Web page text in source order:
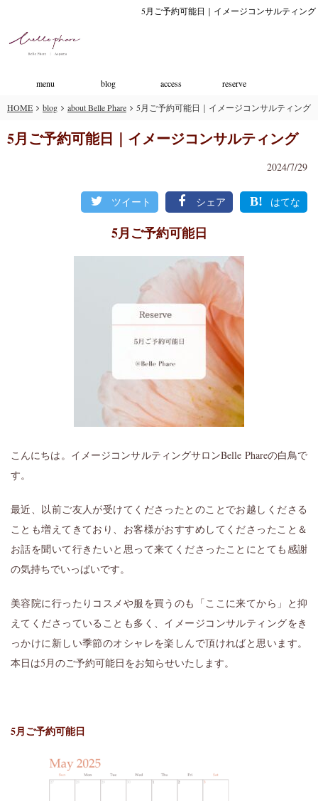
5月ご予約可能日｜イメージコンサルティング
menu blog access reserve
HOME blog about Belle Phare 5月ご予約可能日｜イメージコンサルティング
5月ご予約可能日｜イメージコンサルティング
2024/7/29
ツイート シェア はてな
5月ご予約可能日
こんにちは。イメージコンサルティングサロンBelle Phareの白鳥で
す。
最近、以前ご友人が受けてくださったとのことでお越しくださる
ことも増えてきており、お客様がおすすめしてくださったこと＆
お話を聞いて行きたいと思って来てくださったことにとても感謝
の気持ちでいっぱいです。
美容院に行ったりコスメや服を買うのも「ここに来てから」と抑
えてくださっていることも多く、イメージコンサルティングをき
っかけに新しい季節のオシャレを楽しんで頂ければと思います。
本日は5月のご予約可能日をお知らせいたします。
5月ご予約可能日